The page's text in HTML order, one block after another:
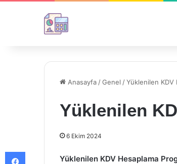
Anasayfa /Genel /Yüklenilen KDV
Yüklenilen
6 Ekim 2024
Yüklenilen KDV Hesaplama
Facebook